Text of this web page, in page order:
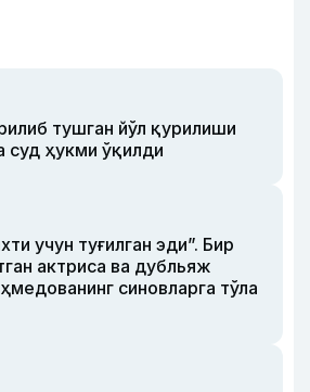
тушган йўл қурилиши
суд ҳукми ўқилди
учун туғилган эди”. Бир
актриса ва дубльяж
синовларга тўла